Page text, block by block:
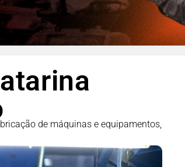
de máquinas e equipamentos,